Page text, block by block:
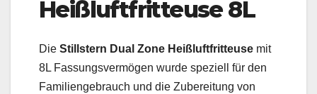
Heißluftfritteuse 8L
Die Stillstern Dual Zone Heißluftfritteuse mit
8L Fassungsvermögen wurde speziell für den
Familiengebrauch und die Zubereitung von